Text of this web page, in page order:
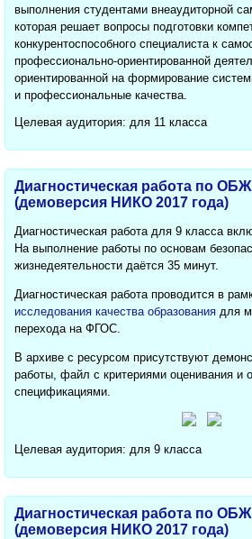
выполнения студентами внеаудиторной
которая решает вопросы подготовки
конкурентоспособного специалиста к
профессионально-ориентированной
ориентированной на формирование
и профессиональные качества.
Целевая аудитория: для 11 класса
Диагностическая работа по
(демоверсия НИКО 2017 года)
Диагностическая работа для 9 класса
На выполнение работы по основам
жизнедеятельности даётся 35 минут.
Диагностическая работа проводится в
исследования качества образования для
перехода на ФГОС.
В архиве с ресурсом присутствуют
работы, файл с критериями оценивания и
спецификациями.
Целевая аудитория: для 9 класса
Диагностическая работа по ОБЖ
(демоверсия НИКО 2017 года)